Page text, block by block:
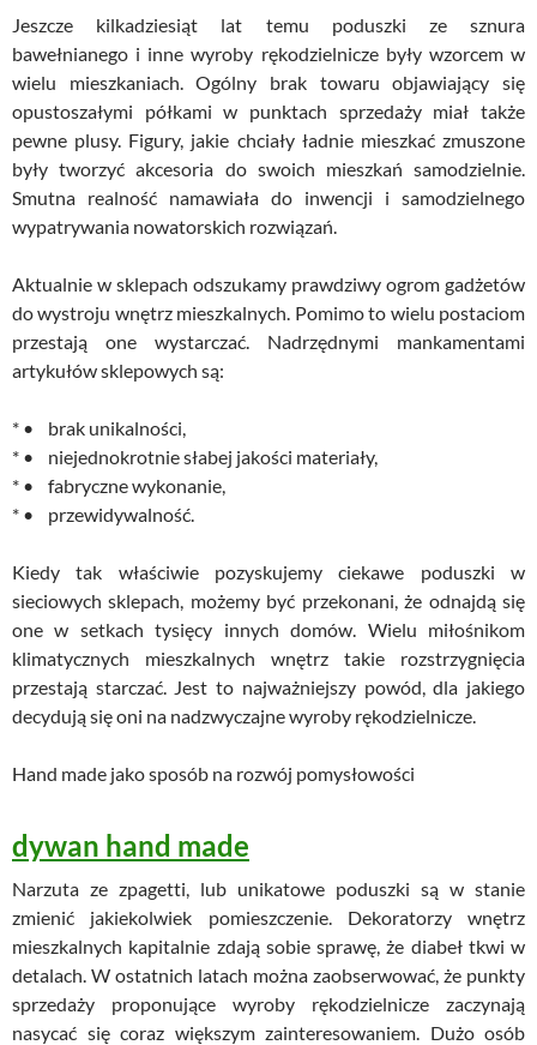
Jeszcze kilkadziesiąt lat temu poduszki ze sznura
bawełnianego i inne wyroby rękodzielnicze były wzorcem w
wielu mieszkaniach. Ogólny brak towaru objawiający się
opustoszałymi półkami w punktach sprzedaży miał także
pewne plusy. Figury, jakie chciały ładnie mieszkać zmuszone
były tworzyć akcesoria do swoich mieszkań samodzielnie.
Smutna realność namawiała do inwencji i samodzielnego
wypatrywania nowatorskich rozwiązań.
Aktualnie w sklepach odszukamy prawdziwy ogrom gadżetów
do wystroju wnętrz mieszkalnych. Pomimo to wielu postaciom
przestają one wystarczać. Nadrzędnymi mankamentami
artykułów sklepowych są:
* • brak unikalności,
* • niejednokrotnie słabej jakości materiały,
* • fabryczne wykonanie,
* • przewidywalność.
Kiedy tak właściwie pozyskujemy ciekawe poduszki w
sieciowych sklepach, możemy być przekonani, że odnajdą się
one w setkach tysięcy innych domów. Wielu miłośnikom
klimatycznych mieszkalnych wnętrz takie rozstrzygnięcia
przestają starczać. Jest to najważniejszy powód, dla jakiego
decydują się oni na nadzwyczajne wyroby rękodzielnicze.
Hand made jako sposób na rozwój pomysłowości
dywan hand made
Narzuta ze zpagetti, lub unikatowe poduszki są w stanie
zmienić jakiekolwiek pomieszczenie. Dekoratorzy wnętrz
mieszkalnych kapitalnie zdają sobie sprawę, że diabeł tkwi w
detalach. W ostatnich latach można zaobserwować, że punkty
sprzedaży proponujące wyroby rękodzielnicze zaczynają
nasycać się coraz większym zainteresowaniem. Dużo osób